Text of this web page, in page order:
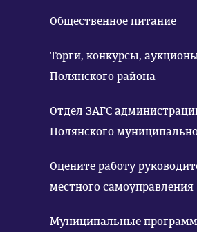
Общественное питание
Торги, конкурсы,
Полянского района
Отдел ЗАГС
Полянского
Оцените работу
местного самоуправления
Муниципальные